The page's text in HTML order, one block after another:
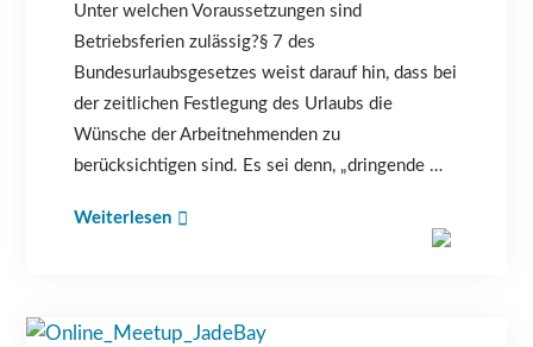
Unter welchen Voraussetzungen sind
Betriebsferien zulässig?§ 7 des
Bundesurlaubsgesetzes weist darauf hin, dass bei
der zeitlichen Festlegung des Urlaubs die
Wünsche der Arbeitnehmenden zu
berücksichtigen sind. Es sei denn, „dringende …
Weiterlesen